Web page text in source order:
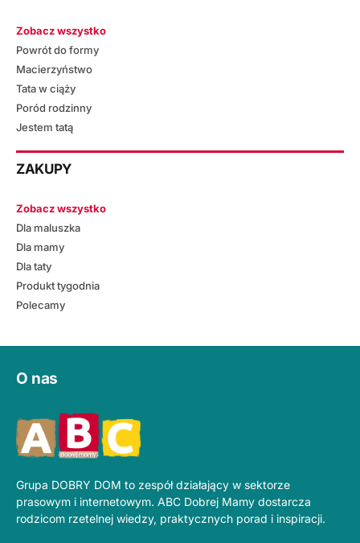
Zobacz wszystko
Powrót do formy
Macierzyństwo
Tata w ciąży
Poród rodzinny
Jestem tatą
ZAKUPY
Zobacz wszystko
Dla maluszka
Dla mamy
Dla taty
Produkt tygodnia
Polecamy
O nas
Grupa DOBRY DOM to zespół działający w sektorze
prasowym i internetowym. ABC Dobrej Mamy dostarcza
rodzicom rzetelnej wiedzy, praktycznych porad i inspiracji.